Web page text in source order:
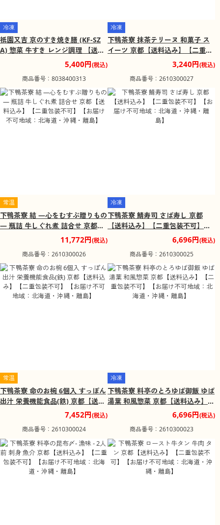
冷凍
祇園又吉 京のすき焼き膳 (KF-SZ
A) 惣菜 牛すき レンジ調理 【送料
込み】【二重包装不可】5,400円(税込)
商品番号：8038400313
冷凍
下鴨茶寮 抹茶テリーヌ 和菓子 ス
イーツ 京都【送料込み】【二重包
装不可】【お届け不可地域：北海
3,240円(税込)
商品番号：2610300027
常温
下鴨茶寮 結 ―心をむすぶ贈りもの
― 瓶詰 牛しぐれ煮 詰合せ 京都
【送料込み】【二重包装不可】
【お届け不可地域：北海道・沖
縄・離島】
11,772円(税込)
商品番号：2610300026
冷凍
下鴨茶寮 鯖寿司 さば寿し 京都
【送料込み】【二重包装不可】
【お届け不可地域：北海道・沖
6,696円(税込)
商品番号：2610300025
常温
下鴨茶寮 命のお椀 6個入 すっぽん
出汁 栄養機能食品(鉄) 京都【送料
込み】【二重包装不可】【お届け
不可地域：北海道・沖縄・離島】
7,452円(税込)
商品番号：2610300024
冷凍
下鴨茶寮 料亭のとろゆば御飯 ゆば
湯葉 和風惣菜 京都【送料込み】
【二重包装不可】【お届け不可地
域：北海道・沖縄・離島】
6,696円(税込)
商品番号：2610300023